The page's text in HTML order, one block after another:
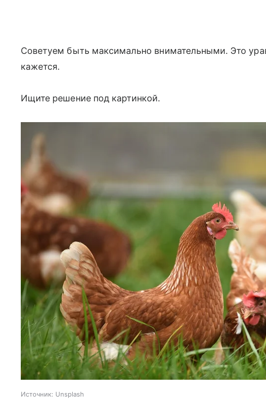
Советуем быть максимально внимательными. Это
кажется.
Ищите решение под картинкой.
Источник: Unsplash